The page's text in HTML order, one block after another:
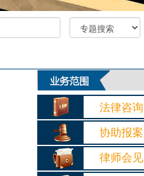
法律咨询
协助报案
律师会见